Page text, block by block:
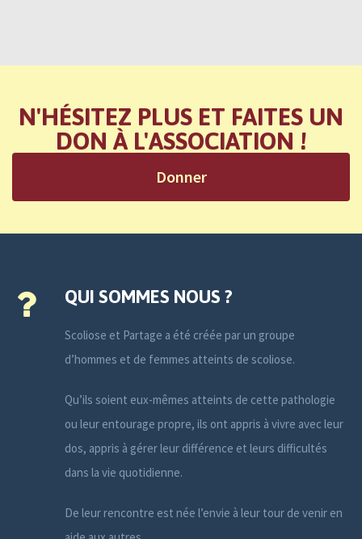
N'HÉSITEZ PLUS ET FAITES UN
DON À L'ASSOCIATION !
Donner
QUI SOMMES NOUS ?
Scoliose et Partage a été créée par un groupe
d’hommes et de femmes atteints de scoliose.
Qu’ils soient eux-mêmes atteints de cette pathologie
ou leur entourage propre, ils ont appris à vivre avec leur
dos, appris à gérer leur différence et leurs difficultés
dans la vie quotidienne.
De leur rencontre est née l’envie à leur tour de venir en